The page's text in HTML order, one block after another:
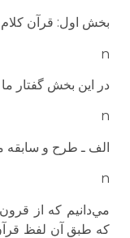
بخش اول: قرآن
n
در اين بخش گفتار ما
n
الف ـ طرح و سابقه
n
مي‌دانيم كه از
كه طبق آن لفظ